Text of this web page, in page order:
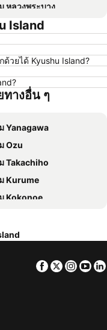
หลวงพระบาง
ซินยี่
นครราชสีมา
อุดรธานี
เกาะฟุก๊ว
Schaffhausen
ไทเป
บาหลี
จอร์เจีย
มัลดีฟส์
ภาคใต้
Island
วยได้ Kyushu Island?
างอื่น ๆ
Yanagawa
Ozu
Takachiho
Kurume
Kokonoe
Dazaifu
ม Shimabara Facebook
Twitter